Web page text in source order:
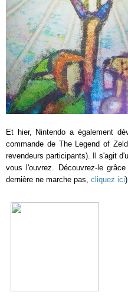
Et hier, Nintendo a également
commande de The Legend of
revendeurs participants). Il s'agit
vous l'ouvrez. Découvrez-le
dernière ne marche pas, cliquez ici